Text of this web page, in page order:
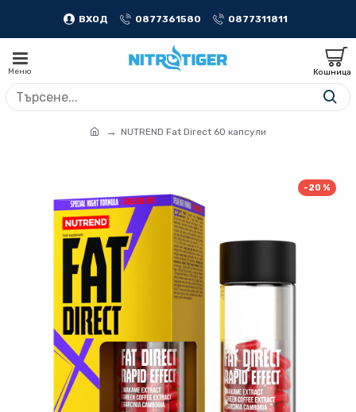
ВХОД 0877361580 0877311811
NUTREND Fat Direct 60 капсули
-20 %